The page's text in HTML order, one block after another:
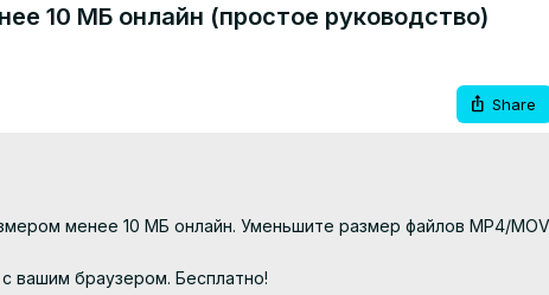
10 МБ онлайн (простое руководство)
Share
менее 10 МБ онлайн. Уменьшите размер файлов MP4/
вашим браузером. Бесплатно!